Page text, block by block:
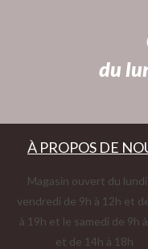
du
À PROPOS DE
Magasin ouvert du lundi
vendredi de 9h à 12h et
à 19h et le samedi de 9h
et de 14h à 18h